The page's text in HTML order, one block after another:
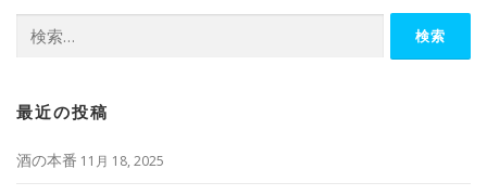
索:
最近の投稿
酒の本番 11月 18, 2025